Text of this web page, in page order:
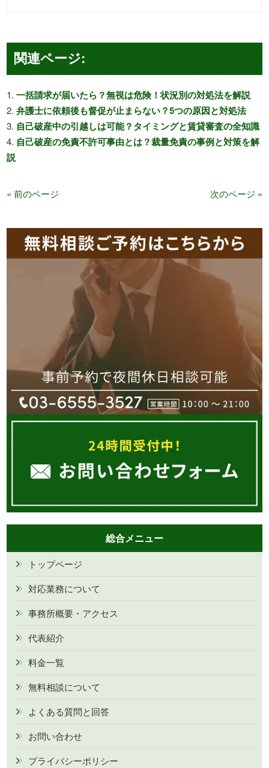
関連ページ:
一括請求が届いたら？無視は危険！状況別の対処法を解説
弁護士に依頼後も督促が止まらない？5つの原因と対処法
自己破産中の引越しは可能？タイミングと賃貸審査の全知識
自己破産の免責不許可事由とは？裁量免責の事例と対策を解
説
« 前のページ 次のページ »
総合メニュー
トップページ
対応業務について
事務所概要・アクセス
代表紹介
料金一覧
無料相談について
よくある質問と回答
お問い合わせ
プライバシーポリシー